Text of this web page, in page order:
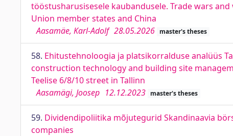
tööstusharusisesele kaubandusele. Trade wars
Union member states and China
Aasamäe, Karl-Adolf 28.05.2026 master's theses
58. Ehitustehnoloogia ja platsikorralduse analüüs
construction technology and building site
Teelise 6/8/10 street in Tallinn
Aasamägi, Joosep 12.12.2023 master's theses
59. Dividendipoliitika mõjutegurid Skandinaavia
companies